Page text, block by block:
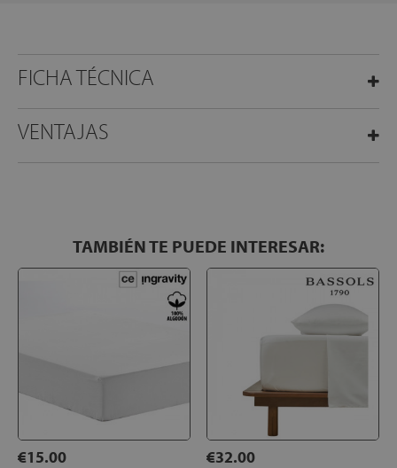
FICHA TÉCNICA
VENTAJAS
TAMBIÉN TE PUEDE INTERESAR:
€15.00 €32.00